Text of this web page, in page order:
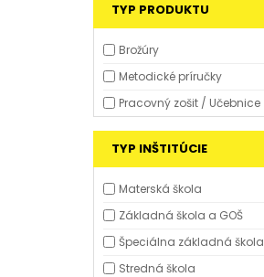
TYP PRODUKTU
Brožúry
Metodické príručky
Pracovný zošit / Učebnice
TYP INŠTITÚCIE
Materská škola
Základná škola a GOŠ
Špeciálna základná škola
Stredná škola